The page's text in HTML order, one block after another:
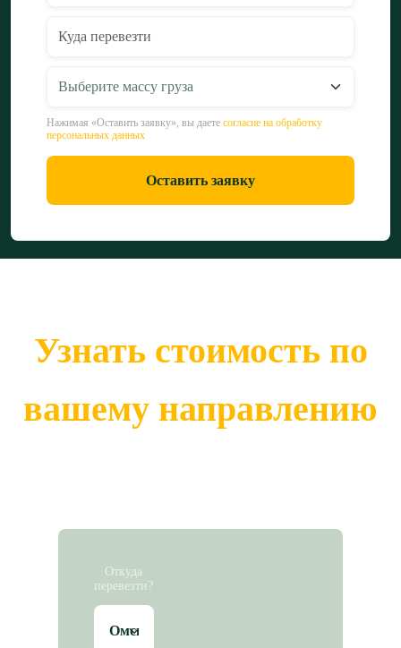
Нажимая «Оставить заявку», вы даете согласие на обработку
персональных данных
Оставить заявку
Узнать стоимость по
вашему направлению
Откуда
перевезти?